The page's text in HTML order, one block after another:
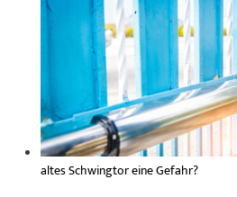
altes Schwingtor eine Gefahr?